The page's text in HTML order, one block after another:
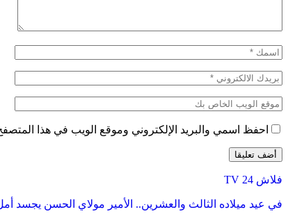
احفظ اسمي والبريد الإلكتروني وموقع الويب في هذا
فلاش 24 TV
في عيد ميلاده الثالث والعشرين.. الأمير مولاي الحسن يجسد